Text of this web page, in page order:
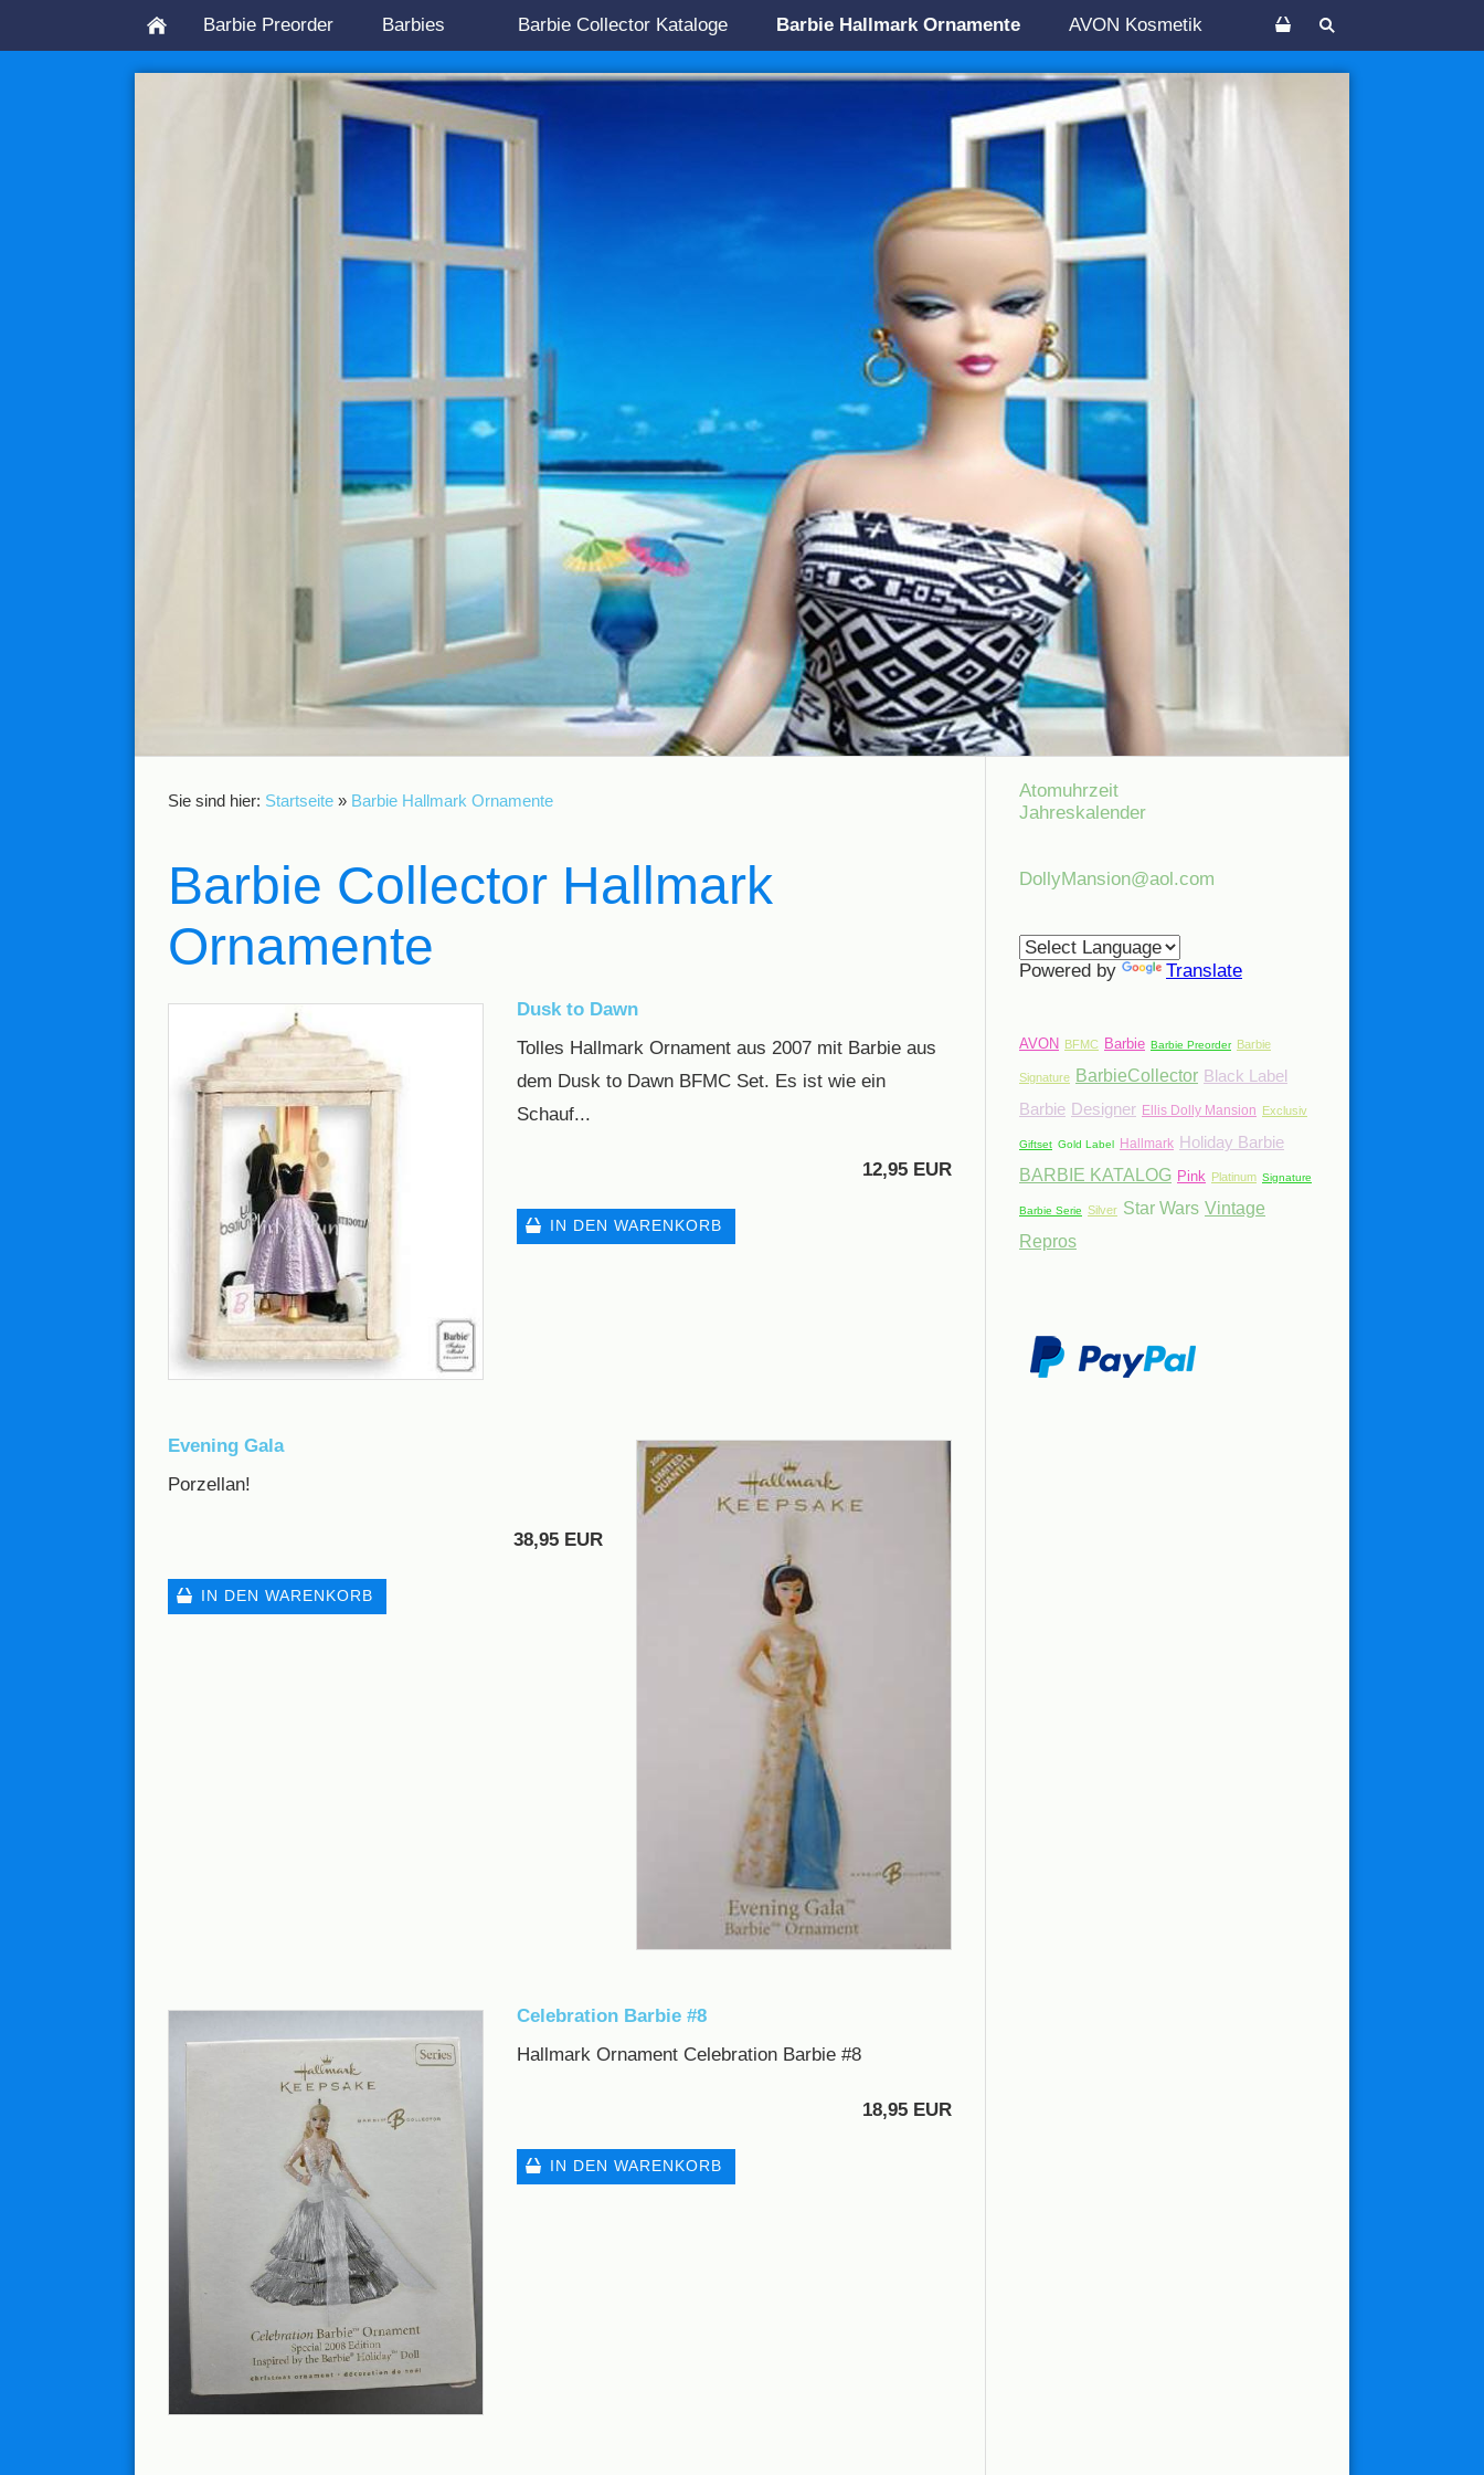
Barbie Preorder Barbies Barbie Collector Kataloge Barbie Hallmark Ornamente AVON Kosmetik
Sie sind hier: Startseite » Barbie Hallmark Ornamente
Barbie Collector Hallmark
Ornamente
Dusk to Dawn
Tolles Hallmark Ornament aus 2007 mit Barbie aus
dem Dusk to Dawn BFMC Set. Es ist wie ein
Schauf...
12,95 EUR
IN DEN WARENKORB
Evening Gala
Porzellan!
38,95 EUR
IN DEN WARENKORB
Celebration Barbie #8
Hallmark Ornament Celebration Barbie #8
18,95 EUR
IN DEN WARENKORB
Atomuhrzeit
Jahreskalender
DollyMansion@aol.com
Powered by Translate
AVON BFMC Barbie Barbie Preorder Barbie
Signature BarbieCollector Black Label
Barbie Designer Ellis Dolly Mansion Exclusiv
Giftset Gold Label Hallmark Holiday Barbie
BARBIE KATALOG Pink Platinum Signature
Barbie Serie Silver Star Wars Vintage
Repros